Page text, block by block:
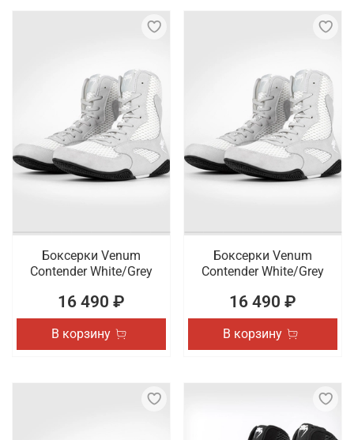
Боксерки Venum
Contender White/Grey
16 490 ₽
В корзину
Боксерки Venum
Contender White/Grey
16 490 ₽
В корзину